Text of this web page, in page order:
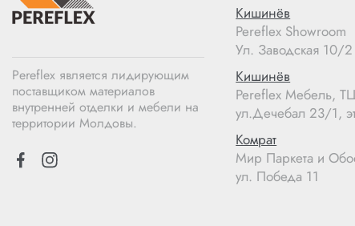
Pereflex является лидирующим
поставщиком материалов
внутренней отделки и мебели на
территории Молдовы.
Кишинёв
Pereflex Showroom
Ул. Заводская 10/2
Кишинёв
Pereflex Мебель,
ул.Дечебал 23/1,
Комрат
Мир Паркета и
ул. Победа 11